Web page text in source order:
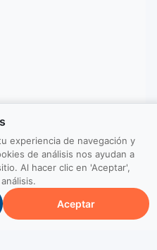
experiencia de navegación y
de análisis nos ayudan a
Al hacer clic en 'Aceptar',
Aceptar